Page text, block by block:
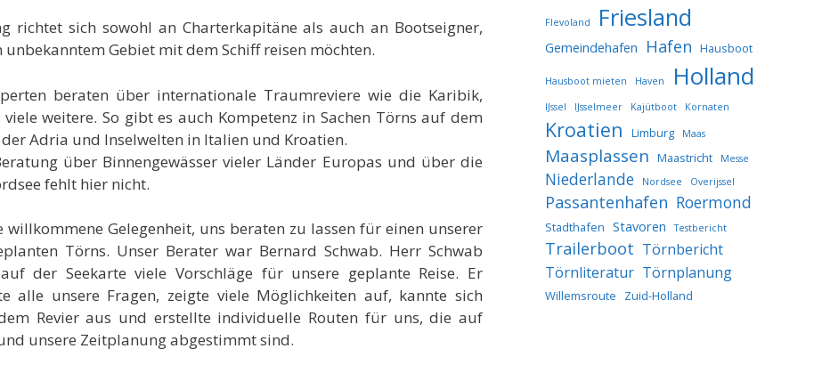
richtet sich sowohl an Charterkapitäne als auch an Bootseigner,
unbekanntem Gebiet mit dem Schiff reisen möchten.
beraten über internationale Traumreviere wie die Karibik,
viele weitere. So gibt es auch Kompetenz in Sachen Törns auf dem
Adria und Inselwelten in Italien und Kroatien.
über Binnengewässer vieler Länder Europas und über die
fehlt hier nicht.
willkommene Gelegenheit, uns beraten zu lassen für einen unserer
Törns. Unser Berater war Bernard Schwab. Herr Schwab
der Seekarte viele Vorschläge für unsere geplante Reise. Er
alle unsere Fragen, zeigte viele Möglichkeiten auf, kannte sich
Revier aus und erstellte individuelle Routen für uns, die auf
unsere Zeitplanung abgestimmt sind.
Flevoland Friesland
Gemeindehafen Hafen Hausboot
Hausboot mieten Haven Holland
IJssel IJsselmeer Kajütboot Kornaten
Kroatien Limburg Maas
Maasplassen Maastricht Messe
Niederlande Nordsee Overijssel
Passantenhafen Roermond
Stadthafen Stavoren Testbericht
Trailerboot Törnbericht
Törnliteratur Törnplanung
Willemsroute Zuid-Holland